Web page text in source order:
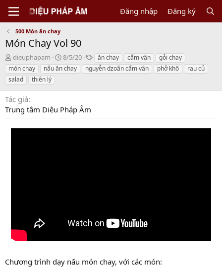
Đăng nhập Đăng ký
500 Món ăn chay
Món Chay Vol 90
N
g
ư
ờ
i
g
ử
i
dieuphapam
C
r
e
t
o
n
d
8/5/20
T
a
g
ăn chay cẩm vân
gỏi chay
món chay
nấu ăn chay nguyễn dzoãn cẩm vân phở khô
rau củ
salad
thiên lý
Tác giả
Trung tâm Diệu Pháp Âm
Chương trình dạy nấu món chay, với các món: